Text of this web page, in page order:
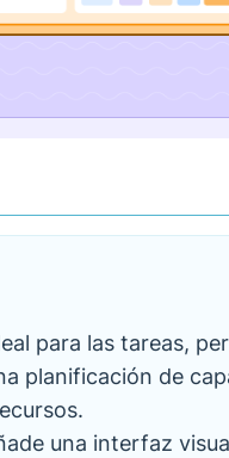
para las tareas,
planificación de
una interfaz